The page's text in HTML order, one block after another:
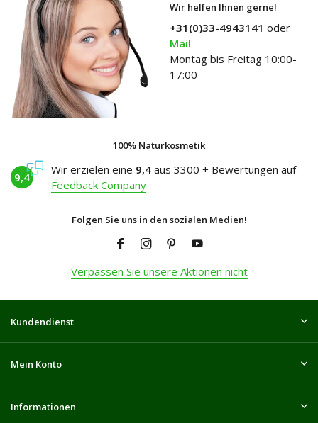
Wir helfen Ihnen gerne!
+31(0)33-4943141 oder
Mail
Montag bis Freitag 10:00-
17:00
100% Naturkosmetik
9,4
Wir erzielen eine 9,4 aus 3300 + Bewertungen auf
Feedback Company
Folgen Sie uns in den sozialen Medien!
Verpassen Sie unsere Aktionen nicht
Kundendienst
Mein Konto
Informationen